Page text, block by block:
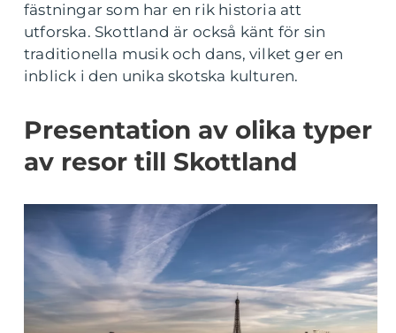
fästningar som har en rik historia att
utforska. Skottland är också känt för sin
traditionella musik och dans, vilket ger en
inblick i den unika skotska kulturen.
Presentation av olika typer
av resor till Skottland